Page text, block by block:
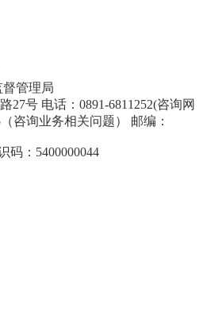
管理局
27号 电话：0891-6811252(咨询网
咨询业务相关问题） 邮编：
码：5400000044